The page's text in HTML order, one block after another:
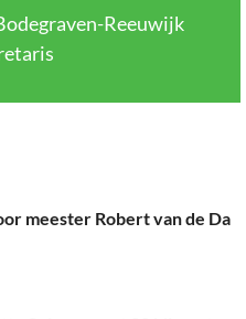
Reeuwijk
meester Robert van de Da